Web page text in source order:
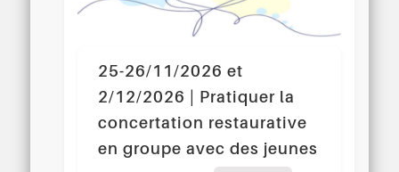
25-26/11/2026 et
2/12/2026 | Pratiquer la
concertation restaurative
en groupe avec des jeunes